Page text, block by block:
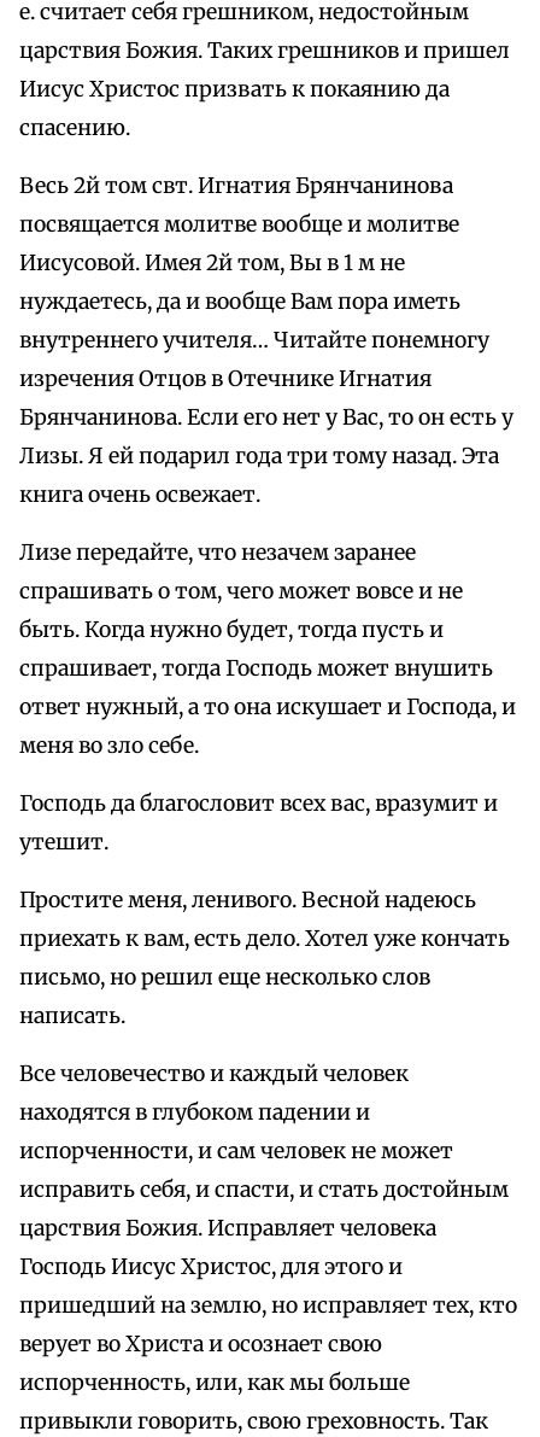
е. считает себя грешником, недостойным
царствия Божия. Таких грешников и пришел
Иисус Христос призвать к покаянию да
спасению.
Весь 2й том свт. Игнатия Брянчанинова
посвящается молитве вообще и молитве
Иисусовой. Имея 2й том, Вы в 1 м не
нуждаетесь, да и вообще Вам пора иметь
внутреннего учителя… Читайте понемногу
изречения Отцов в Отечнике Игнатия
Брянчанинова. Если его нет у Вас, то он есть у
Лизы. Я ей подарил года три тому назад. Эта
книга очень освежает.
Лизе передайте, что незачем заранее
спрашивать о том, чего может вовсе и не
быть. Когда нужно будет, тогда пусть и
спрашивает, тогда Господь может внушить
ответ нужный, а то она искушает и Господа, и
меня во зло себе.
Господь да благословит всех вас, вразумит и
утешит.
Простите меня, ленивого. Весной надеюсь
приехать к вам, есть дело. Хотел уже кончать
письмо, но решил еще несколько слов
написать.
Все человечество и каждый человек
находятся в глубоком падении и
испорченности, и сам человек не может
исправить себя, и спасти, и стать достойным
царствия Божия. Исправляет человека
Господь Иисус Христос, для этого и
пришедший на землю, но исправляет тех, кто
верует во Христа и осознает свою
испорченность, или, как мы больше
привыкли говорить, свою греховность. Так